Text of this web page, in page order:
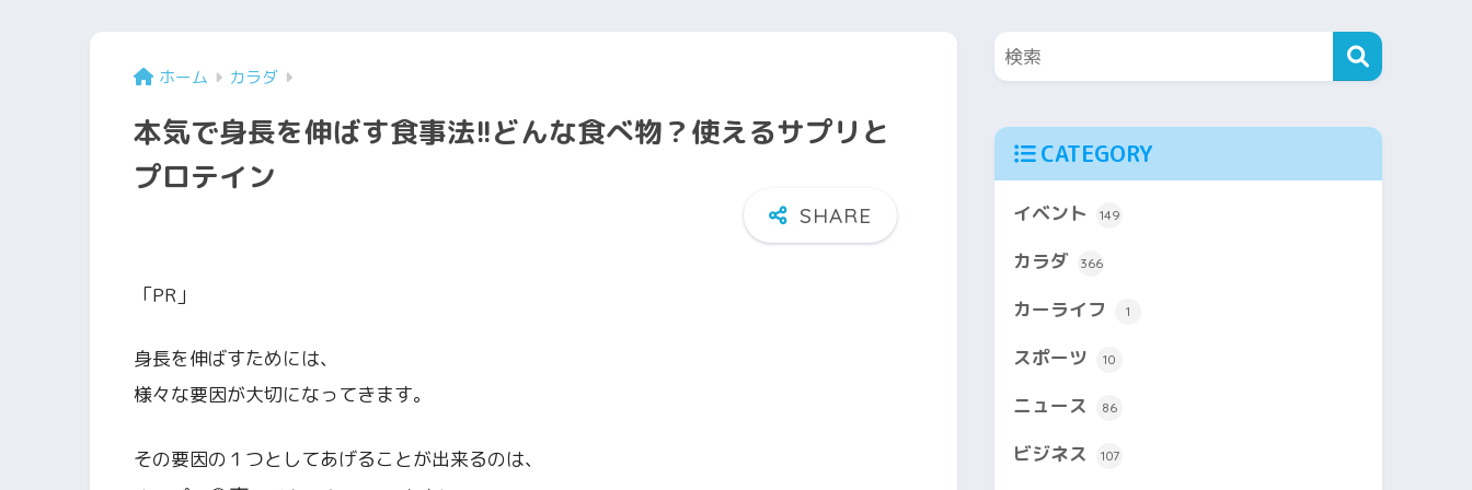
ホーム カラダ
本気で身長を伸ばす食事法!!どんな食べ物？使えるサプリと
プロテイン
「PR」
身長を伸ばすためには、
様々な要因が大切になってきます。
その要因の１つとしてあげることが出来るのは、
CATEGORY
イベント 149
カラダ 366
カーライフ 1
スポーツ 10
ニュース 86
ビジネス 107